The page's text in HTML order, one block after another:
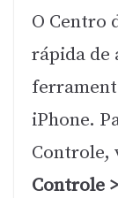
O Centro
rápida de
iPhone.
Controle,
Controle